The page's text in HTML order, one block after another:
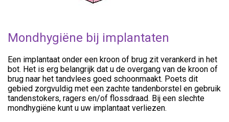
Mondhygiëne bij implantaten
Een implantaat onder een kroon of brug zit verankerd in het
bot. Het is erg belangrijk dat u de overgang van de kroon of
brug naar het tandvlees goed schoonmaakt. Poets dit
gebied zorgvuldig met een zachte tandenborstel en gebruik
tandenstokers, ragers en/of flossdraad. Bij een slechte
mondhygiëne kunt u uw implantaat verliezen.